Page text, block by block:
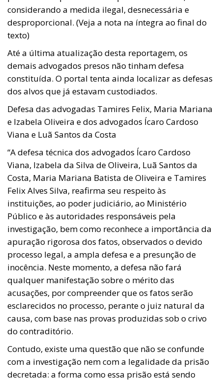
considerando a medida ilegal, desnecessária e
desproporcional. (Veja a nota na íntegra ao final do
texto)
Até a última atualização desta reportagem, os
demais advogados presos não tinham defesa
constituída. O portal tenta ainda localizar as defesas
dos alvos que já estavam custodiados.
Defesa das advogadas Tamires Felix, Maria Mariana
e Izabela Oliveira e dos advogados Ícaro Cardoso
Viana e Luã Santos da Costa
“A defesa técnica dos advogados Ícaro Cardoso
Viana, Izabela da Silva de Oliveira, Luã Santos da
Costa, Maria Mariana Batista de Oliveira e Tamires
Felix Alves Silva, reafirma seu respeito às
instituições, ao poder judiciário, ao Ministério
Público e às autoridades responsáveis pela
investigação, bem como reconhece a importância da
apuração rigorosa dos fatos, observados o devido
processo legal, a ampla defesa e a presunção de
inocência. Neste momento, a defesa não fará
qualquer manifestação sobre o mérito das
acusações, por compreender que os fatos serão
esclarecidos no processo, perante o juiz natural da
causa, com base nas provas produzidas sob o crivo
do contraditório.
Contudo, existe uma questão que não se confunde
com a investigação nem com a legalidade da prisão
decretada: a forma como essa prisão está sendo